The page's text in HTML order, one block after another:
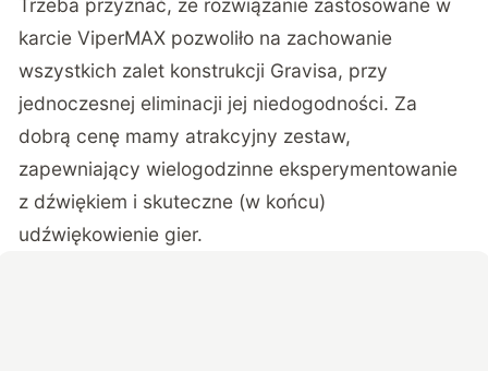
Trzeba przyznać, że rozwiązanie zastosowane w
karcie ViperMAX pozwoliło na zachowanie
wszystkich zalet konstrukcji Gravisa, przy
jednoczesnej eliminacji jej niedogodności. Za
dobrą cenę mamy atrakcyjny zestaw,
zapewniający wielogodzinne eksperymentowanie
z dźwiękiem i skuteczne (w końcu)
udźwiękowienie gier.